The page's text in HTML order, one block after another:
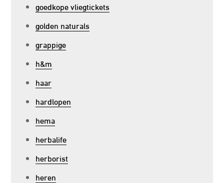
goedkope vliegtickets
golden naturals
grappige
h&m
haar
hardlopen
hema
herbalife
herborist
heren